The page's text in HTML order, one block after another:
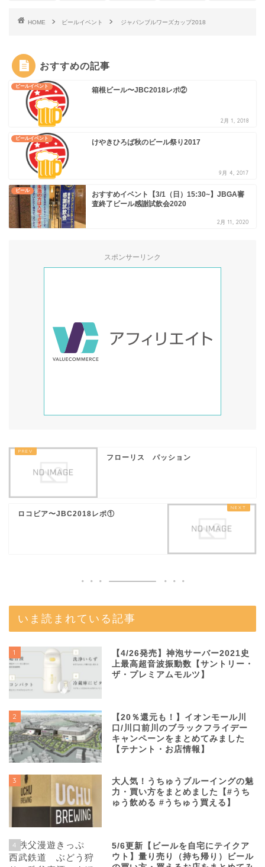
HOME ビールイベント ジャパンブルワーズカップ2018
おすすめの記事
ビールイベント 箱根ビール〜JBC2018レポ②
2月 1, 2018
ビールイベント けやきひろば秋のビール祭り2017
9月 4, 2017
ビール
おすすめイベント【3/1（日）15:30~】JBGA審
査終了ビール感謝試飲会2020
2月 11, 2020
スポンサーリンク
フローリス パッション
ロコビア〜JBC2018レポ①
いま読まれている記事
1
【4/26発売】神泡サーバー2021史
上最高超音波振動数【サントリー・
ザ・プレミアムモルツ】
2
【20％還元も！】イオンモール川
口/川口前川のブラックフライデー
キャンペーンをまとめてみました
【テナント・お店情報】
3
大人気！うちゅうブルーイングの魅
力・買い方をまとめました【#うち
ゅう飲める #うちゅう買える】
4
5/6更新【ビールを自宅にテイクア
ウト】量り売り（持ち帰り）ビール